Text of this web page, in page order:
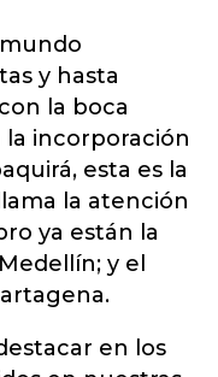
y hasta
la boca
la incorporación
esta es la
la atención
ya están la
y el
en los